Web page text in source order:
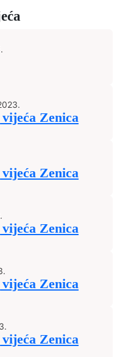
Zenica
Zenica
Zenica
Zenica
Zenica